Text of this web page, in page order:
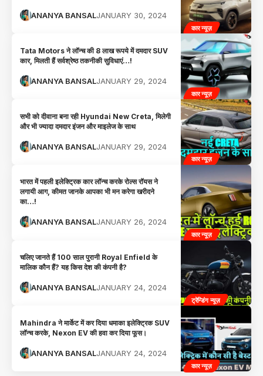
कार न्यूज़
ANANYA BANSALJANUARY 30, 2024
कार न्यूज़
Tata Motors ने लॉन्च की 8 लाख रूपये में दमदार SUV
कार, मिलती हैं सर्वश्रेष्ठ तकनीकी सुविधाएं…!
ANANYA BANSALJANUARY 29, 2024
कार न्यूज़
सभी को दीवाना बना रही Hyundai New Creta, मिलेगी
और भी ज्यादा दमदार इंजन और माइलेज के साथ
ANANYA BANSALJANUARY 29, 2024
कार न्यूज़
भारत में पहली इलेक्ट्रिक कार लॉन्च करके रोल्स रॉयस ने
लगायी आग, कीमत जानके आपका भी मन करेगा खरीदने
का…!
ANANYA BANSALJANUARY 26, 2024
ट्रेन्डिंग न्यूज़
चलिए जानते हैं 100 साल पुरानी Royal Enfield के
मालिक कौन हैं? यह किस देश की कंपनी है?
ANANYA BANSALJANUARY 24, 2024
कार न्यूज़
Mahindra ने मार्केट में कर दिया धमाका इलेक्ट्रिक SUV
लॉन्च करके, Nexon EV की हवा कर दिया फूस।
ANANYA BANSALJANUARY 24, 2024